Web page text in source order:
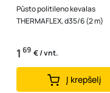
Pūsto politileno kevalas
THERMAFLEX, d35/6 (2 m)
1 69 € / vnt.
Į krepšelį